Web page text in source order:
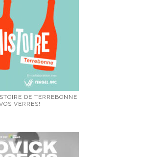
DE TERREBONNE
VERRES!